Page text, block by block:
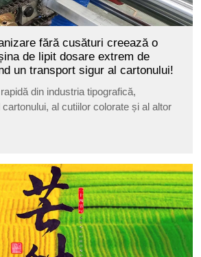
fără cusături creează o
de lipit dosare extrem de
un transport sigur al cartonului!
din industria tipografică,
al cutiilor colorate și al altor
transmisie din industria tipografică,